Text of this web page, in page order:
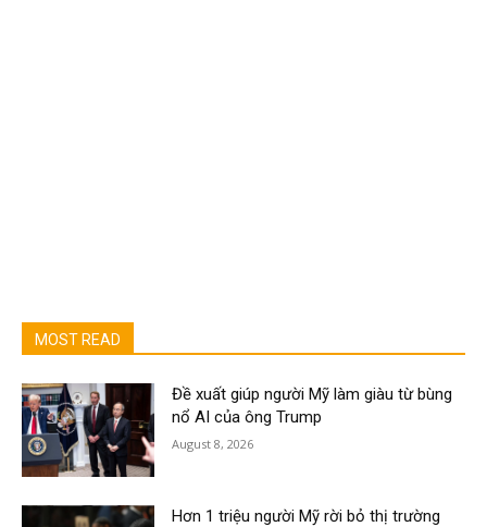
MOST READ
Đề xuất giúp người Mỹ làm giàu từ bùng
nổ AI của ông Trump
August 8, 2026
Hơn 1 triệu người Mỹ rời bỏ thị trường